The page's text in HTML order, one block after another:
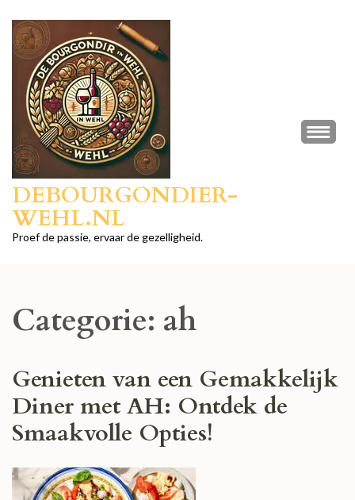
naar
inhoud
Enter)
DEBOURGONDIER-
WEHL.NL
Proef de passie, ervaar de gezelligheid.
Categorie: ah
Genieten van een Gemakkelijk
Diner met AH: Ontdek de
Smaakvolle Opties!